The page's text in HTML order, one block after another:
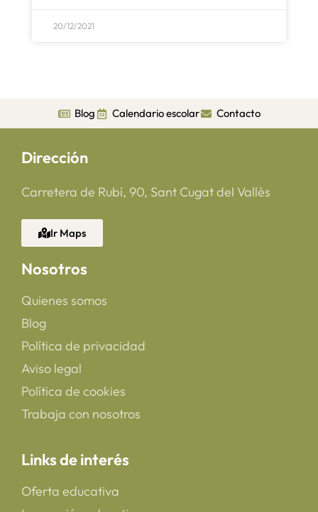
20/12/2021
Blog Calendario escolar Contacto
Dirección
Carretera de Rubí, 90, Sant Cugat del Vallès
Ir Maps
Nosotros
Quienes somos
Blog
Política de privacidad
Aviso legal
Política de cookies
Trabaja con nosotros
Links de interés
Oferta educativa